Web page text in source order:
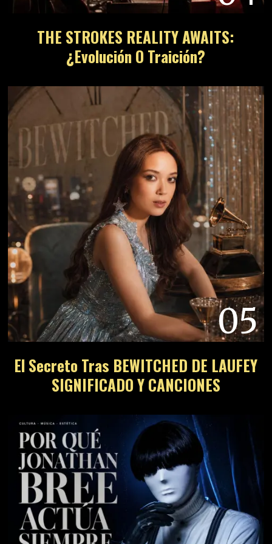
THE STROKES REALITY AWAITS:
¿Evolución O Traición?
05
El Secreto Tras BEWITCHED DE LAUFEY
SIGNIFICADO Y CANCIONES